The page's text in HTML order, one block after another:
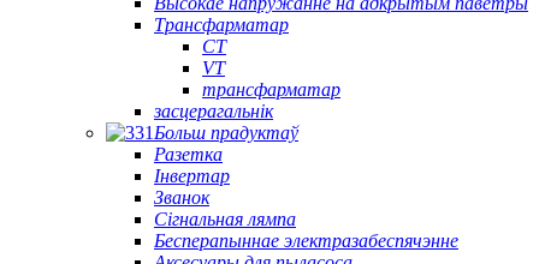
Трансфарматар
CT
VT
трансфарматар
засцерагальнік
Больш прадуктаў
Разетка
Інвертар
Званок
Сігнальная лямпа
Бесперапыннае электразабеспячэнне